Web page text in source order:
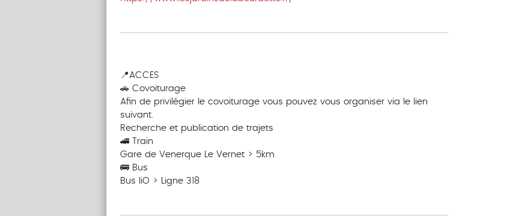
📍ACCES
🚗 Covoiturage
Afin de privilégier le covoiturage vous pouvez vous organiser via le lien
suivant.
Recherche et publication de trajets
🚄 Train
Gare de Venerque Le Vernet > 5km
🚌 Bus
Bus liO > Ligne 318